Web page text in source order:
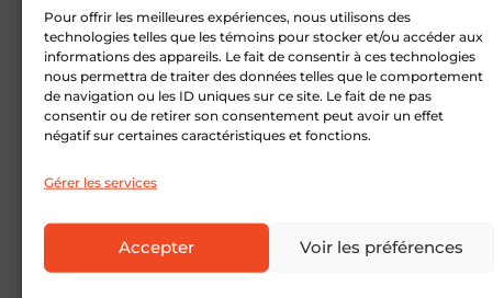
Pour offrir les meilleures expériences, nous utilisons des
technologies telles que les témoins pour stocker et/ou accéder aux
informations des appareils. Le fait de consentir à ces technologies
nous permettra de traiter des données telles que le comportement
de navigation ou les ID uniques sur ce site. Le fait de ne pas
consentir ou de retirer son consentement peut avoir un effet
négatif sur certaines caractéristiques et fonctions.
Gérer les services
Accepter Voir les préférences
attentes.